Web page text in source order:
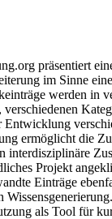
präsentiert
im Sinne
werden in
verschiedenen
Entwicklung
ermöglicht die
interdisziplinäre
Projekt
Einträge
als Tool für